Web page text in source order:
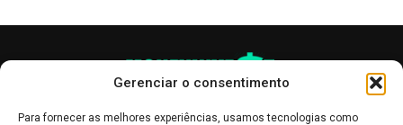
Gerenciar o consentimento
Para fornecer as melhores experiências, usamos tecnologias como